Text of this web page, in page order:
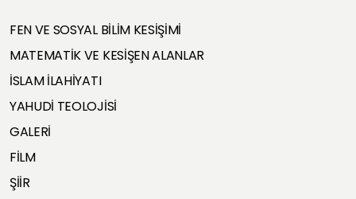
FEN VE SOSYAL BİLİM KESİŞİMİ
MATEMATİK VE KESİŞEN ALANLAR
İSLAM İLAHİYATI
YAHUDİ TEOLOJİSİ
GALERİ
FİLM
ŞİİR